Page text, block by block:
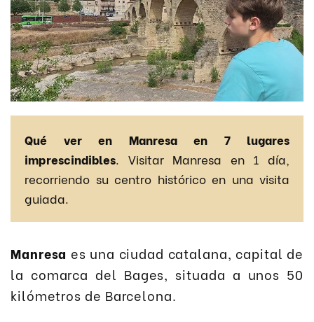
Qué ver en Manresa en 7 lugares
imprescindibles . Visitar Manresa en 1 día,
recorriendo su centro histórico en una visita
guiada.
Manresa es una ciudad catalana, capital de
la comarca del Bages, situada a unos 50
kilómetros de Barcelona.